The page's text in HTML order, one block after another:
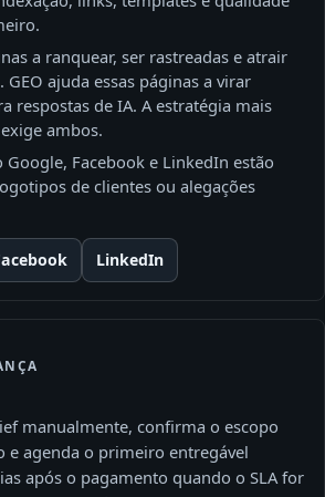
a ranquear, ser rastreadas e atrair
GEO ajuda essas páginas a virar
respostas de IA. A estratégia mais
ambos.
Google, Facebook e LinkedIn estão
de clientes ou alegações
LinkedIn
manualmente, confirma o escopo
e agenda o primeiro entregável
após o pagamento quando o SLA for